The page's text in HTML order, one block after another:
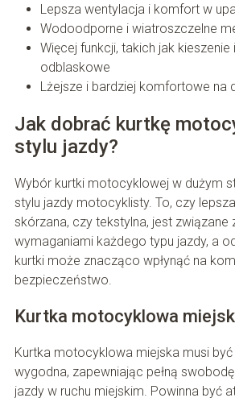
Lepsza wentylacja i komfort w
Wodoodporne i wiatroszczelne
Więcej funkcji, takich jak kieszenie
odblaskowe
Lżejsze i bardziej komfortowe na
Jak dobrać kurtkę
stylu jazdy?
Wybór kurtki motocyklowej w dużym
stylu jazdy motocyklisty. To, czy
skórzana, czy tekstylna, jest związane
wymaganiami każdego typu jazdy, a
kurtki może znacząco wpłynąć na
bezpieczeństwo.
Kurtka motocyklowa
Kurtka motocyklowa miejska musi
wygodna, zapewniając pełną
jazdy w ruchu miejskim. Powinna być